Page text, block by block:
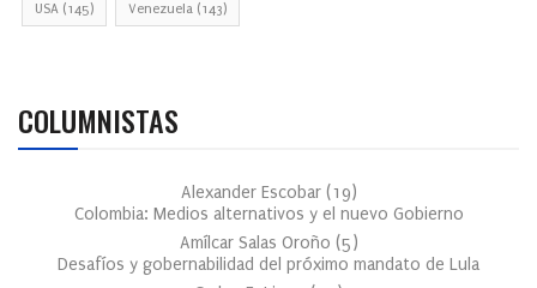
USA (145) Venezuela (143)
COLUMNISTAS
Alexander Escobar (19)
Colombia: Medios alternativos y el nuevo Gobierno
Amílcar Salas Oroño (5)
Desafíos y gobernabilidad del próximo mandato de Lula